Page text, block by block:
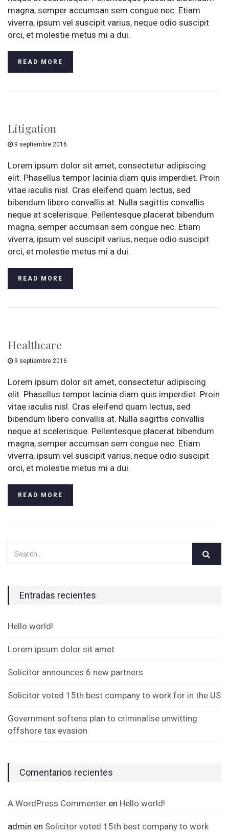
magna, semper accumsan sem congue nec. Etiam
viverra, ipsum vel suscipit varius, neque odio suscipit
orci, et molestie metus mi a dui.
READ MORE
Litigation
9 septiembre 2016
Lorem ipsum dolor sit amet, consectetur adipiscing
elit. Phasellus tempor lacinia diam quis imperdiet. Proin
vitae iaculis nisl. Cras eleifend quam lectus, sed
bibendum libero convallis at. Nulla sagittis convallis
neque at scelerisque. Pellentesque placerat bibendum
magna, semper accumsan sem congue nec. Etiam
viverra, ipsum vel suscipit varius, neque odio suscipit
orci, et molestie metus mi a dui.
READ MORE
Healthcare
9 septiembre 2016
Lorem ipsum dolor sit amet, consectetur adipiscing
elit. Phasellus tempor lacinia diam quis imperdiet. Proin
vitae iaculis nisl. Cras eleifend quam lectus, sed
bibendum libero convallis at. Nulla sagittis convallis
neque at scelerisque. Pellentesque placerat bibendum
magna, semper accumsan sem congue nec. Etiam
viverra, ipsum vel suscipit varius, neque odio suscipit
orci, et molestie metus mi a dui.
READ MORE
Entradas recientes
Hello world!
Lorem ipsum dolor sit amet
Solicitor announces 6 new partners
Solicitor voted 15th best company to work for in the US
Government softens plan to criminalise unwitting
offshore tax evasion
Comentarios recientes
A WordPress Commenter en Hello world!
admin en Solicitor voted 15th best company to work